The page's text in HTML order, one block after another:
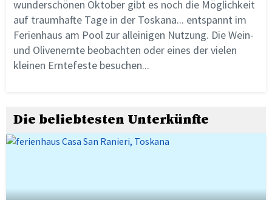
wunderschönen Oktober gibt es noch die Möglichkeit
auf traumhafte Tage in der Toskana... entspannt im
Ferienhaus am Pool zur alleinigen Nutzung. Die Wein-
und Olivenernte beobachten oder eines der vielen
kleinen Erntefeste besuchen...
Die beliebtesten Unterkünfte